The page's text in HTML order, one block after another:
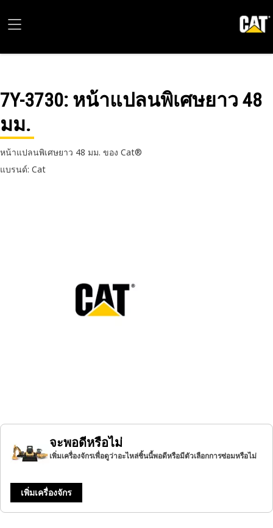
7Y-3730: หน้าแปลนพิเศษยาว 48
มม.
หน้าแปลนพิเศษยาว 48 มม. ของ Cat®
แบรนด์: Cat
จะพอดีหรือไม่
เพิ่มเครื่องจักรเพื่อดูว่าอะไหล่ชิ้นนี้พอดีหรือมีตัวเลือกการซ่อมหรือไม่
เพิ่มเครื่องจักร